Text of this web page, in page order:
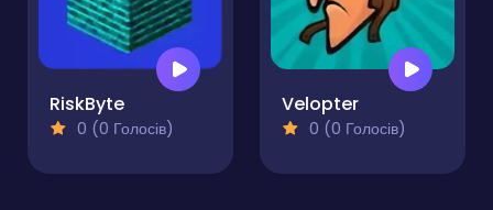
RiskByte
0 (0 Голосів)
Velopter
0 (0 Голосів)